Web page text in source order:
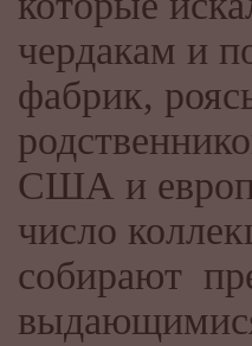
чердакам и
фабрик,
США и
число
собирают